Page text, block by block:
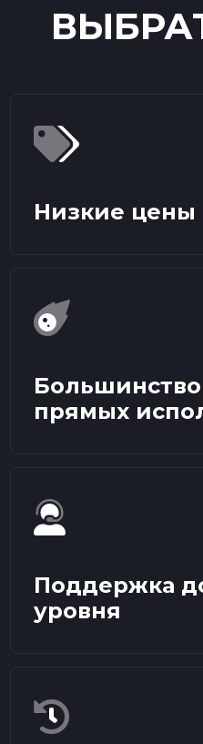
Низкие цены
Большинство
прямых
Поддержка
уровня